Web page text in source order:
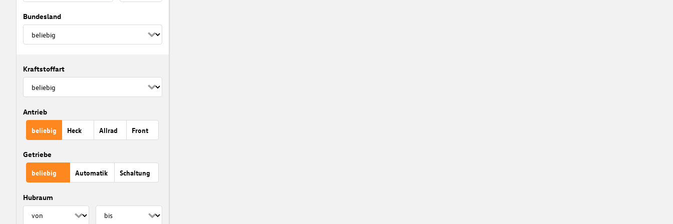
Bundesland
Kraftstoffart
Antrieb
beliebig Heck Allrad Front
Getriebe
beliebig Automatik Schaltung
Hubraum